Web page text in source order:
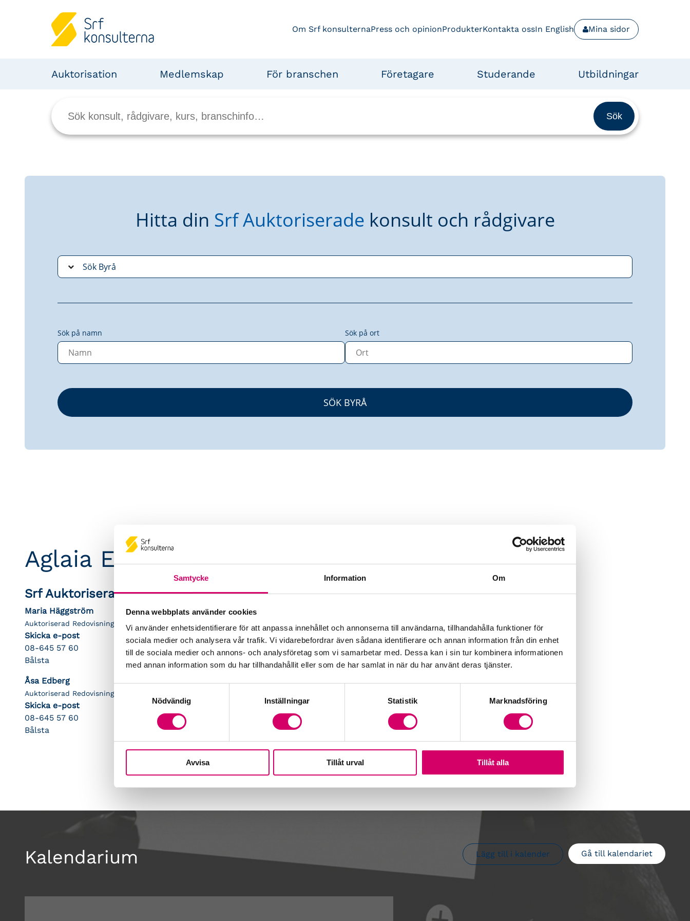
Samtycke Information Om
Denna webbplats använder cookies
Vi använder enhetsidentifierare för att anpassa innehållet och annonserna till användarna, tillhandahålla funktioner för
sociala medier och analysera vår trafik. Vi vidarebefordrar även sådana identifierare och annan information från din enhet
till de sociala medier och annons- och analysföretag som vi samarbetar med. Dessa kan i sin tur kombinera informationen
med annan information som du har tillhandahållit eller som de har samlat in när du har använt deras tjänster.
Nödvändig
Inställningar Statistik Marknadsföring
Avvisa Tillåt urval Tillåt alla
Om Srf konsulternaPress och opinionProdukterKontakta ossIn English Mina sidor
Auktorisation Medlemskap För branschen Företagare Studerande Utbildningar
Hitta din Srf Auktoriserade konsult och rådgivare
Sök på namn Sök på ort
Aglaia Ekonomi AB
Srf Auktoriserade konsulter
Maria Häggström
Auktoriserad Redovisningskonsult, Srf Certifierad Affärsrådgivare
Skicka e-post
08-645 57 60
Bålsta
Åsa Edberg
Auktoriserad Redovisningskonsult, Srf Certifierad Affärsrådgivare
Skicka e-post
08-645 57 60
Bålsta
Kalendarium Gå till kalendariet
Lägg till i kalender